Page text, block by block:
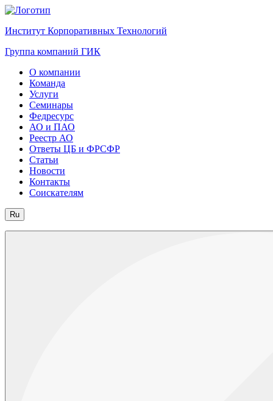
Институт Корпоративных Технологий
Группа компаний ГИК
О компании
Команда
Услуги
Семинары
Федресурс
АО и ПАО
Реестр АО
Ответы ЦБ и ФРСФР
Статьи
Новости
Контакты
Соискателям
Ru